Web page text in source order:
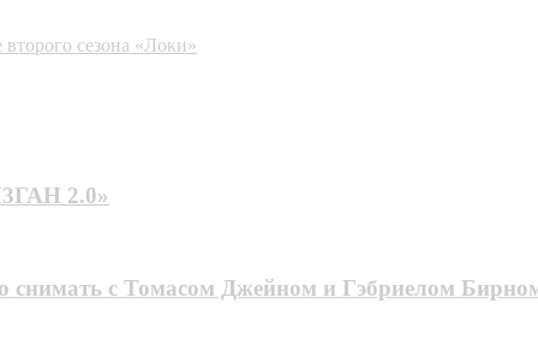
сезона «Локи»
2.0»
снимать с Томасом Джейном и Гэбриелом